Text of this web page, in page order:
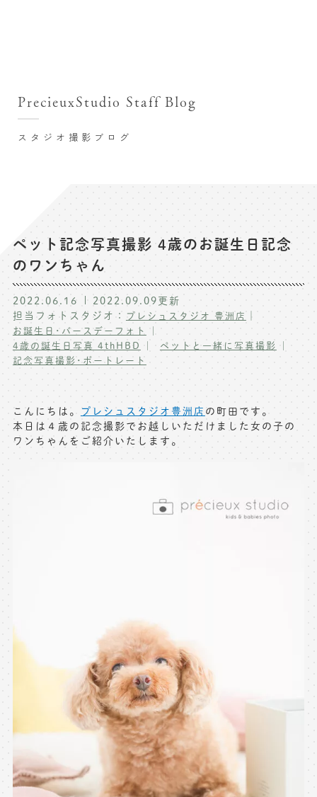
七五三お参り用着物レンタル
お宮参り写真撮影
ハーフバースデー撮影
卒業袴･卒業写真撮影
入園入学･卒園卒業記念撮影
ハーフ成人式･10歳の祝い記念撮影
家族写真･記念写真撮影
ペット写真撮影
マタニティフォト撮影
フレンド記念撮影
フォトウェディング
よくある質問
写真商品一覧
出張撮影(鎌倉)
キャンペーン･限定プラン情報
料金シミュレーション
toiawase@precieux-studio.com
※上記アドレスは総合窓口となります
[営業時間] 9:00～17:00
[定休日] 土日祝日
マイページへログインする
無料会員登録はこちら
スタジオ撮影ブログ
PrecieuxStudio Staff Blog
ペット記念写真撮影 4歳のお誕生日記念
のワンちゃん
2022.06.16 2022.09.09更新
担当フォトスタジオ： プレシュスタジオ 豊洲店 ｜
お誕生日･バースデーフォト
4歳の誕生日写真 4thHBD
ペットと一緒に写真撮影
記念写真撮影･ポートレート
こんにちは。 プレシュスタジオ豊洲店 の町田です。
本日は４歳の記念撮影でお越しいただけました女の子の
ワンちゃんをご紹介いたします。